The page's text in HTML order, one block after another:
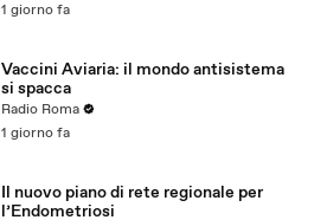
1 giorno fa
Vaccini Aviaria: il mondo antisistema
si spacca
Radio Roma
1 giorno fa
Il nuovo piano di rete regionale per
l’Endometriosi